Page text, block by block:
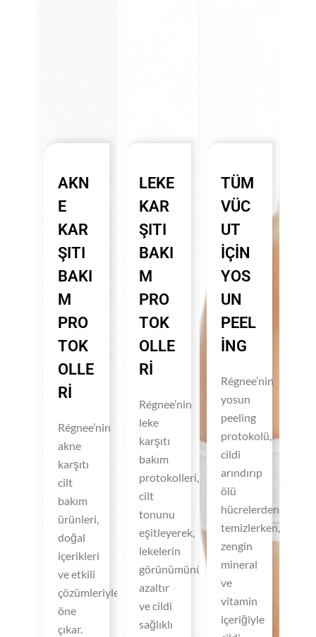
AKN
E
KAR
ŞITI
BAKI
M
PRO
TOK
OLLE
RI
Régnee’nin
akne
karşıtı
cilt
bakım
ürünleri,
doğal
içerikleri
ve etkili
çözümleriyle
öne
çıkar.
LEKE
KAR
ŞITI
BAKI
M
PRO
TOK
OLLE
RI
Régnee’nin
leke
karşıtı
bakım
protokolleri,
cilt
tonunu
eşitleyerek,
lekelerin
görünümünü
azaltır
ve cildi
sağlıklı
TÜM
VÜC
UT
İÇIN
YOS
UN
PEEL
ING
Régnee’nin
yosun
peeling
protokolü,
cildi
arındırıp
ölü
hücrelerden
temizlerken,
zengin
mineral
ve
vitamin
içeriğiyle